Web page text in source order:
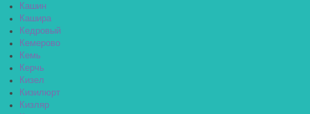
Кашин
Кашира
Кедровый
Кемерово
Кемь
Керчь
Кизел
Кизилюрт
Кизляр